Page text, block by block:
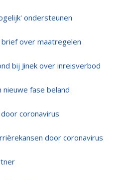
ondersteunen
over maatregelen
bij Jinek over inreisverbod
nieuwe fase beland
coronavirus
door coronavirus